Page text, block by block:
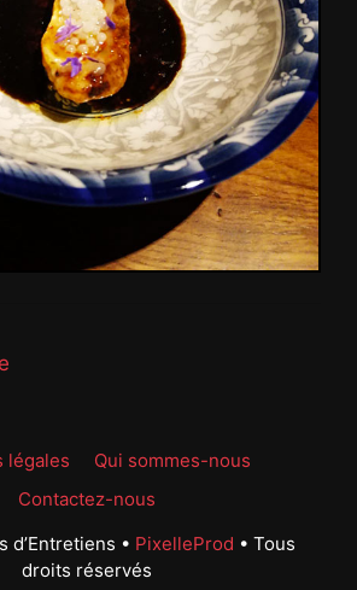
légales
Qui sommes-nous
Contactez-nous
d’Entretiens • PixelleProd • Tous
droits réservés